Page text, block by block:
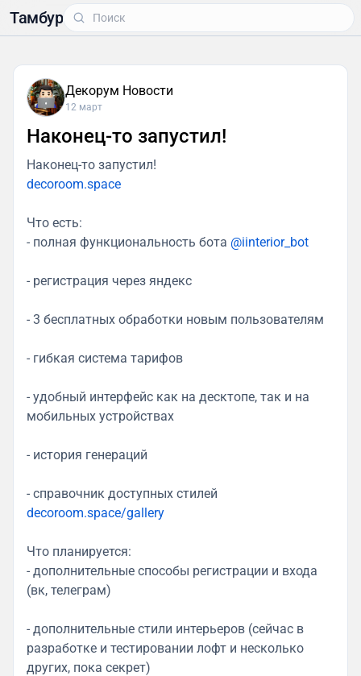
Тамбур
Декорум Новости
12 март
Наконец-то запустил!
Наконец-то запустил!
decoroom.space
Что есть:
- полная функциональность бота @iinterior_bot
- регистрация через яндекс
- 3 бесплатных обработки новым пользователям
- гибкая система тарифов
- удобный интерфейс как на десктопе, так и на
мобильных устройствах
- история генераций
- справочник доступных стилей
decoroom.space/gallery
Что планируется:
- дополнительные способы регистрации и входа
(вк, телеграм)
- дополнительные стили интерьеров (сейчас в
разработке и тестировании лофт и несколько
других, пока секрет)